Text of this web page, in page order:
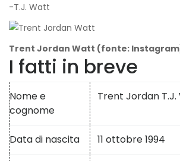
-T.J. Watt
Trent Jordan Watt (fonte:
I fatti in breve
Nome e
cognome
Trent Jordan
Data di nascita 11 ottobre 1994